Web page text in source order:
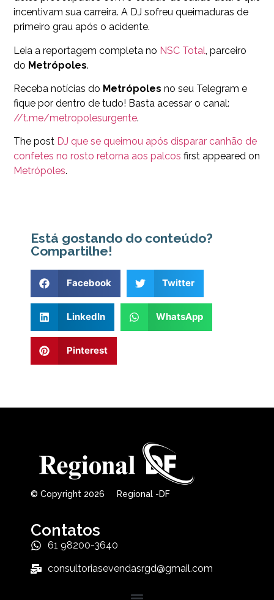
incentivam sua carreira. A DJ sofreu queimaduras de
primeiro grau após o acidente.
Leia a reportagem completa no NSC Total , parceiro
do Metrópoles.
Receba notícias do Metrópoles no seu Telegram e
fique por dentro de tudo! Basta acessar o canal:
//t.me/metropolesurgente.
The post DJ que se queimou após disparar canhão de
confetes no rosto retorna aos palcos first appeared on
Metrópoles.
Está gostando do conteúdo?
Compartilhe!
Facebook Twitter
LinkedIn WhatsApp
Pinterest
© Copyright 2026 Regional -DF
Contatos
61 98200-3640
consultoriasevendasrgd@gmail.com